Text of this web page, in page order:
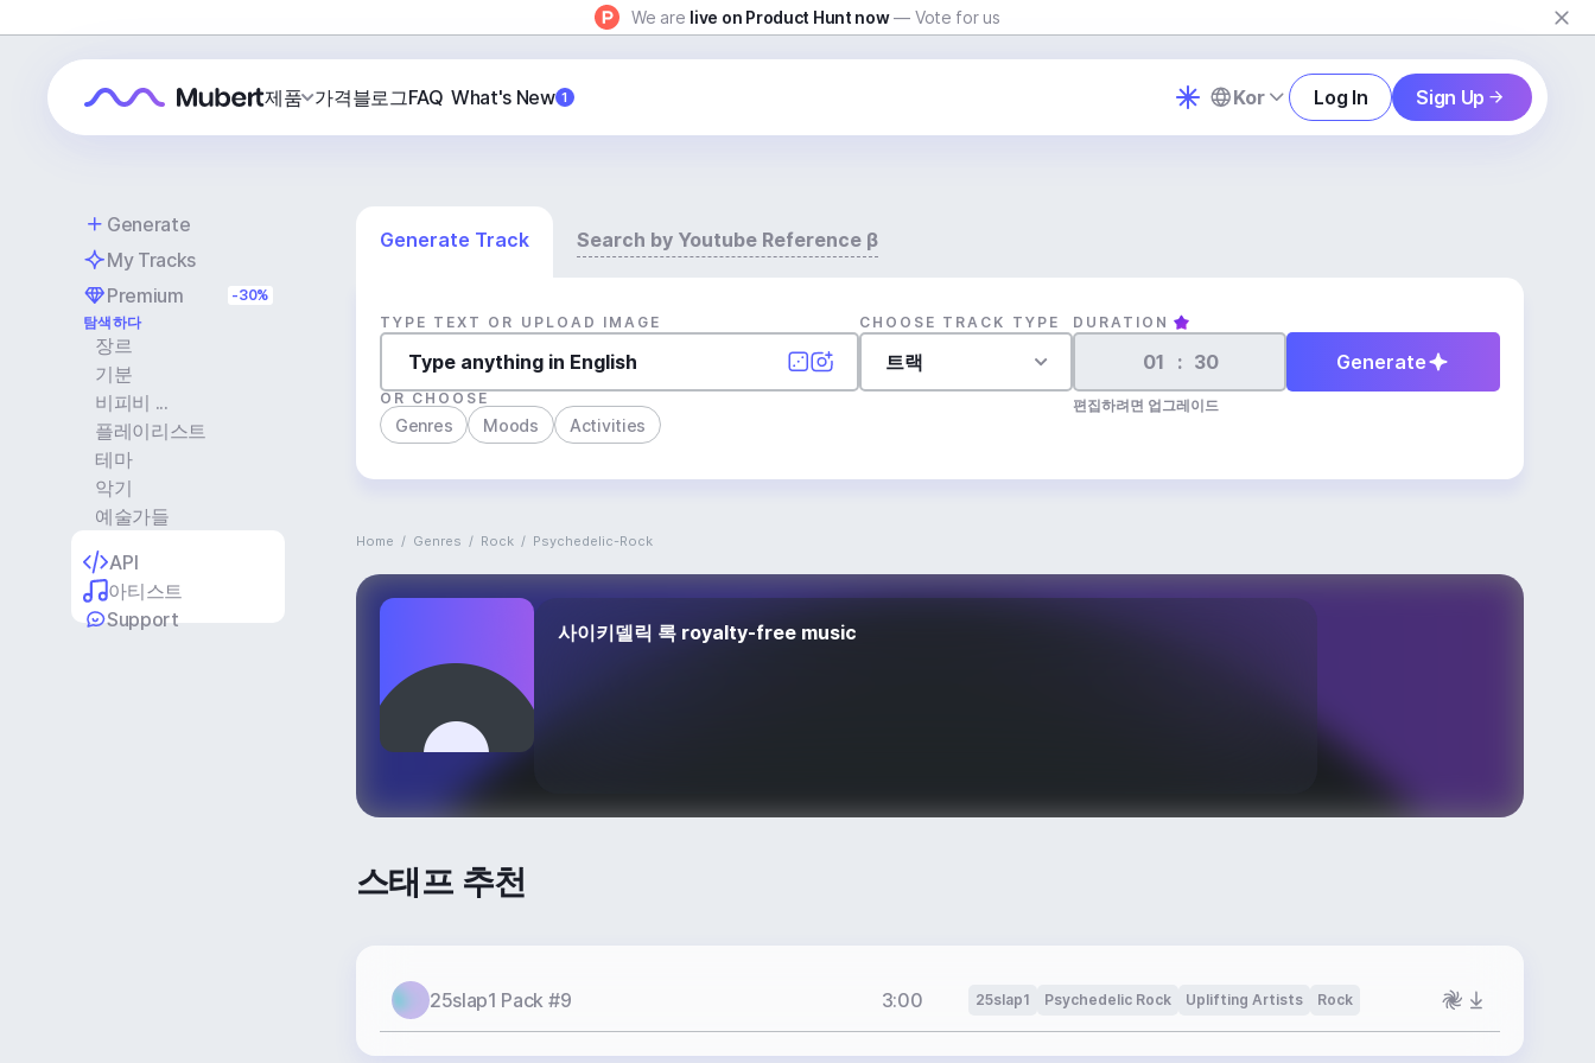
We are live on Product Hunt now — Vote for us
제품 가격블로그FAQ What's New 1 Kor Log In Sign Up
Generate
My Tracks
Premium
-30%
탐색하다
장르
기분
비피비 ...
플레이리스트
테마
악기
예술가들
API
아티스트
Support
Generate Track Search by Youtube Reference β
TYPE TEXT OR UPLOAD IMAGE CHOOSE TRACK TYPE
트랙
DURATION
:
편집하려면 업그레이드
Generate
OR CHOOSE
Genres Moods Activities
Home / Genres / Rock / Psychedelic-Rock
사이키델릭 록 royalty-free music
스태프 추천
25slap1 Pack #9 3:00 25slap1 Psychedelic Rock Uplifting Artists Rock